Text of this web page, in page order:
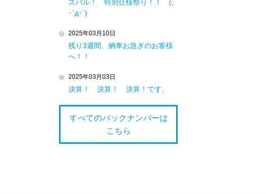
スバル！ 特別仕様祭り！！ (;
･`д･´)
2025年03月10日
残り3週間、納車お急ぎのお客様
へ！！
2025年03月03日
決算！ 決算！ 決算！です。
すべてのバックナンバーは
こちら